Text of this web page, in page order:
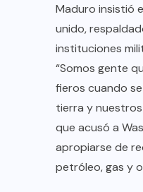
Maduro insistió
unido,
instituciones
“Somos gente
fieros cuando
tierra y
que acusó a
apropiarse de
petróleo, gas y